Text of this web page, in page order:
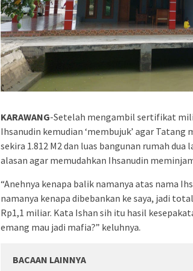
KARAWANG-Setelah mengambil sertifikat
Ihsanudin kemudian ‘membujuk’ agar
sekira 1.812 M2 dan luas bangunan rumah
alasan agar memudahkan Ihsanudin
“Anehnya kenapa balik namanya atas nama
namanya kenapa dibebankan ke saya, jadi
Rp1,1 miliar. Kata Ishan sih itu hasil
emang mau jadi mafia?” keluhnya.
BACAAN LAINNYA